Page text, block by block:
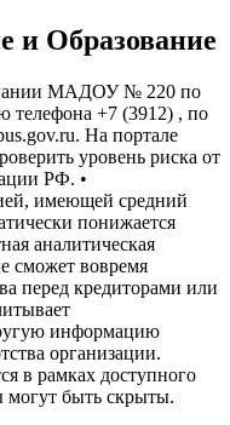
и Образование
МАДОУ № 220 по
телефона +7 (3912) , по
На портале
уровень риска от
РФ. •
имеющей средний
понижается
аналитическая
сможет вовремя
перед кредиторами или
информацию
организации.
в рамках доступного
могут быть скрыты.